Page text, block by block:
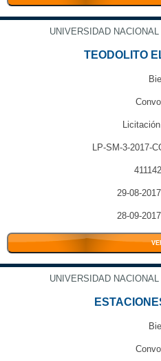
UNIVERSIDAD
TEODOLITO
LP-SM-3-2017-
29-08-
28-09-
UNIVERSIDAD